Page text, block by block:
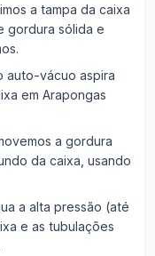
a tampa da caixa
gordura sólida e
auto-vácuo aspira
em Arapongas
a gordura
da caixa, usando
a alta pressão (até
e as tubulações